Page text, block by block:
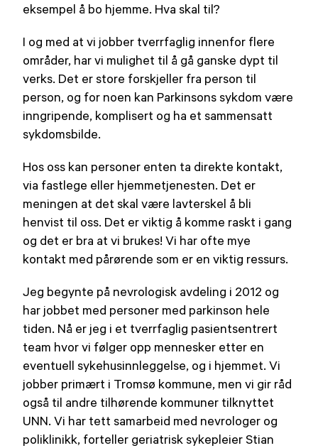
eksempel å bo hjemme. Hva skal til?
I og med at vi jobber tverrfaglig innenfor flere
områder, har vi mulighet til å gå ganske dypt til
verks. Det er store forskjeller fra person til
person, og for noen kan Parkinsons sykdom være
inngripende, komplisert og ha et sammensatt
sykdomsbilde.
Hos oss kan personer enten ta direkte kontakt,
via fastlege eller hjemmetjenesten. Det er
meningen at det skal være lavterskel å bli
henvist til oss. Det er viktig å komme raskt i gang
og det er bra at vi brukes! Vi har ofte mye
kontakt med pårørende som er en viktig ressurs.
Jeg begynte på nevrologisk avdeling i 2012 og
har jobbet med personer med parkinson hele
tiden. Nå er jeg i et tverrfaglig pasientsentrert
team hvor vi følger opp mennesker etter en
eventuell sykehusinnleggelse, og i hjemmet. Vi
jobber primært i Tromsø kommune, men vi gir råd
også til andre tilhørende kommuner tilknyttet
UNN. Vi har tett samarbeid med nevrologer og
poliklinikk, forteller geriatrisk sykepleier Stian